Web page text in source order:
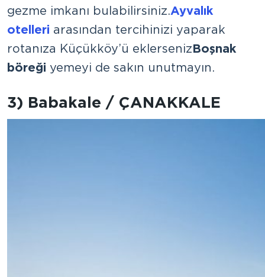
gezme imkanı bulabilirsiniz.Ayvalık
otelleri arasından tercihinizi yaparak
rotanıza Küçükköy’ü eklersenizBoşnak
böreği yemeyi de sakın unutmayın.
3) Babakale / ÇANAKKALE